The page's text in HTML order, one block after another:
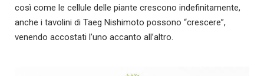
così come le cellule delle piante crescono indefinitamente,
anche i tavolini di Taeg Nishimoto possono “crescere”,
venendo accostati l’uno accanto all’altro.